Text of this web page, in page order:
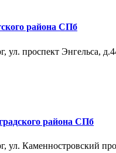
района СПб
ул. проспект Энгельса,
района СПб
ул. Каменностровский